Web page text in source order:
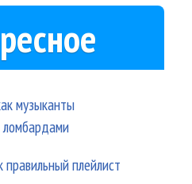
музыканты
плейлист